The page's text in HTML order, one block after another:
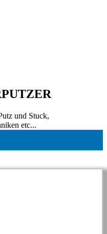
und Stuck,
etc...